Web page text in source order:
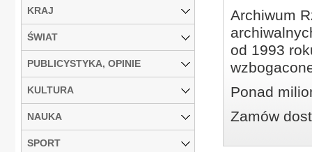
Archiwum
od 1993
Ponad
Zamów
KRAJ
ŚWIAT
PUBLICYSTYKA, OPINIE
KULTURA
NAUKA
SPORT